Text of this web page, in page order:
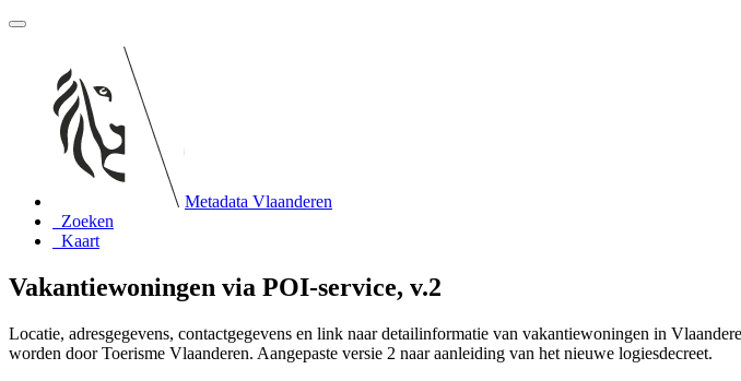
Metadata Vlaanderen
Zoeken
Kaart
Vakantiewoningen via POI-service, v.2
Locatie, adresgegevens, contactgegevens en link naar detailinformatie van vakantiewoningen in
worden door Toerisme Vlaanderen. Aangepaste versie 2 naar aanleiding van het nieuwe logiesdecreet.